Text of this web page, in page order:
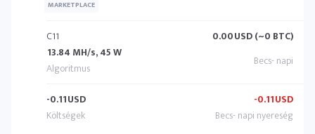
MARKETPLACE
C11
13.84 MH/s, 45 W
0.00USD (~0 BTC)
-0.11USD -0.11USD